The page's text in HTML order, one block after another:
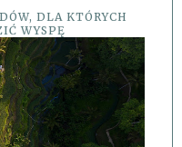
DLA KTÓRYCH
WYSPĘ